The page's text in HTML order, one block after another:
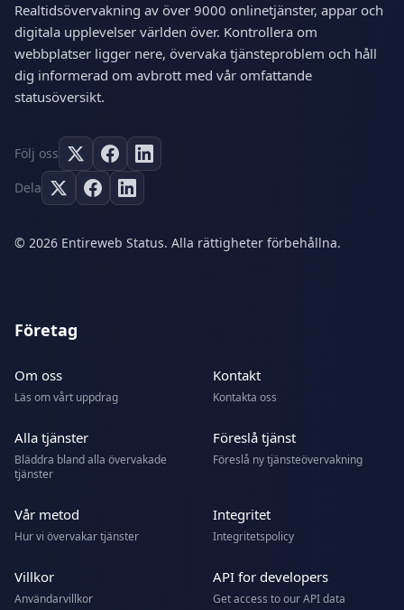
Realtidsövervakning av över 9000 onlinetjänster, appar och
digitala upplevelser världen över. Kontrollera om
webbplatser ligger nere, övervaka tjänsteproblem och håll
dig informerad om avbrott med vår omfattande
statusöversikt.
Följ oss
Dela
© 2026 Entireweb Status. Alla rättigheter förbehållna.
Företag
Om oss
Läs om vårt uppdrag
Kontakt
Kontakta oss
Alla tjänster
Bläddra bland alla övervakade
tjänster
Föreslå tjänst
Föreslå ny tjänsteövervakning
Vår metod
Hur vi övervakar tjänster
Integritet
Integritetspolicy
Villkor
Användarvillkor
API for developers
Get access to our API data